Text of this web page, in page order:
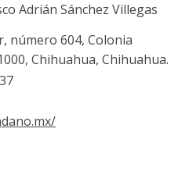
Adrián Sánchez Villegas
número 604, Colonia
Chihuahua, Chihuahua.